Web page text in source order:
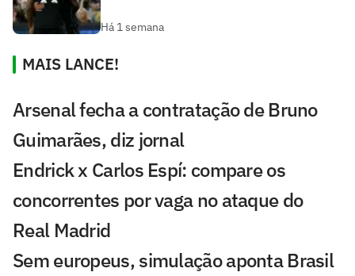
Há 1 semana
MAIS LANCE!
Arsenal fecha a contratação de Bruno
Guimarães, diz jornal
Endrick x Carlos Espí: compare os
concorrentes por vaga no ataque do
Real Madrid
Sem europeus, simulação aponta Brasil